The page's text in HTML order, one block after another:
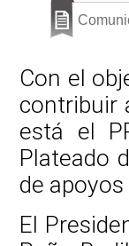
Con el
contribuir
está el
Plateado
de
El